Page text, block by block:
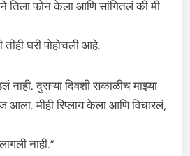
तिला फोन केला आणि सांगितलं की मी
घरी पोहोचली आहे.
नाही. दुसऱ्या दिवशी सकाळीच माझ्या
आला. मीही रिप्लाय केला आणि विचारलं,
नाही.”